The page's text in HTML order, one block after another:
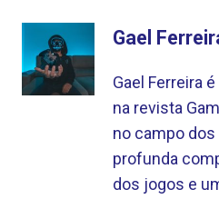
Gael
Gael Ferreira
na revista
no campo
profunda
dos jogos e